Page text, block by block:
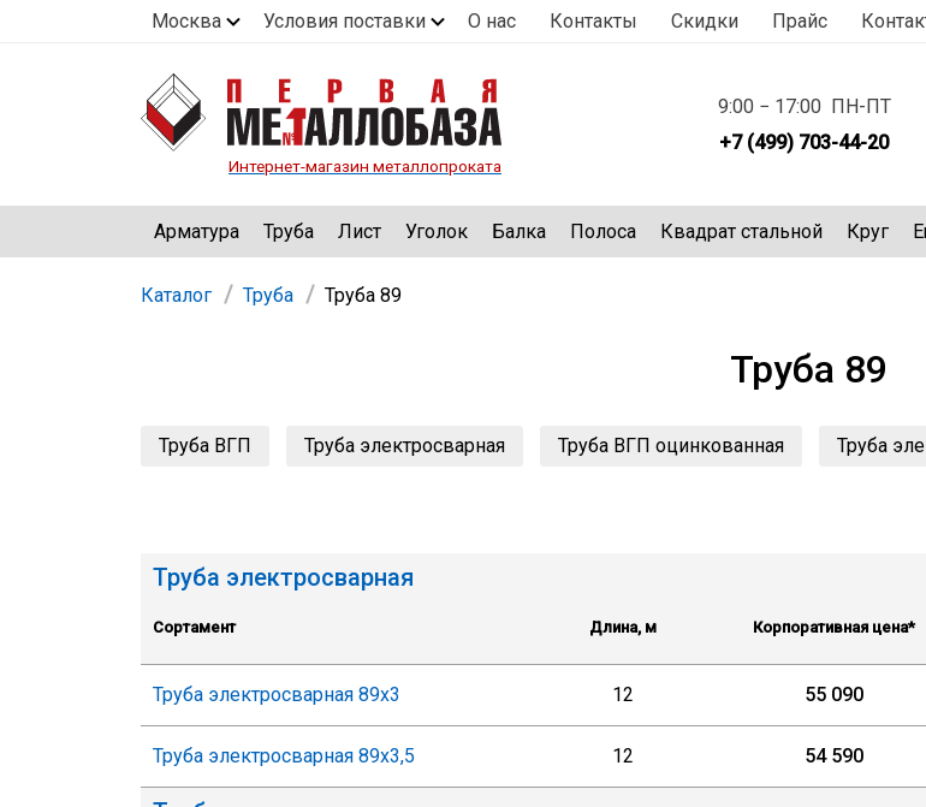
Москва Условия поставки О нас Контакты Скидки Прайс
Интернет-магазин металлопроката
9:00 − 17:00 ПН-ПТ
+7 (499) 703-44-20
Арматура Труба Лист Уголок Балка Полоса Квадрат стальной Круг
Каталог Труба Труба 89
Труба 89
Труба ВГП Труба электросварная Труба ВГП оцинкованная Труба
Труба электросварная
Сортамент Длина, м Корпоративная цена*
Труба электросварная 89х3 12 55 090
Труба электросварная 89х3,5 12 54 590